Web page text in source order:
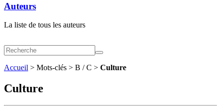
Auteurs
La liste de tous les auteurs
Accueil > Mots-clés > B / C > Culture
Culture